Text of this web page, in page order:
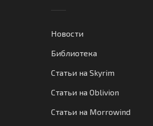
Новости
Библиотека
Статьи на Skyrim
Статьи на Oblivion
Статьи на Morrowind